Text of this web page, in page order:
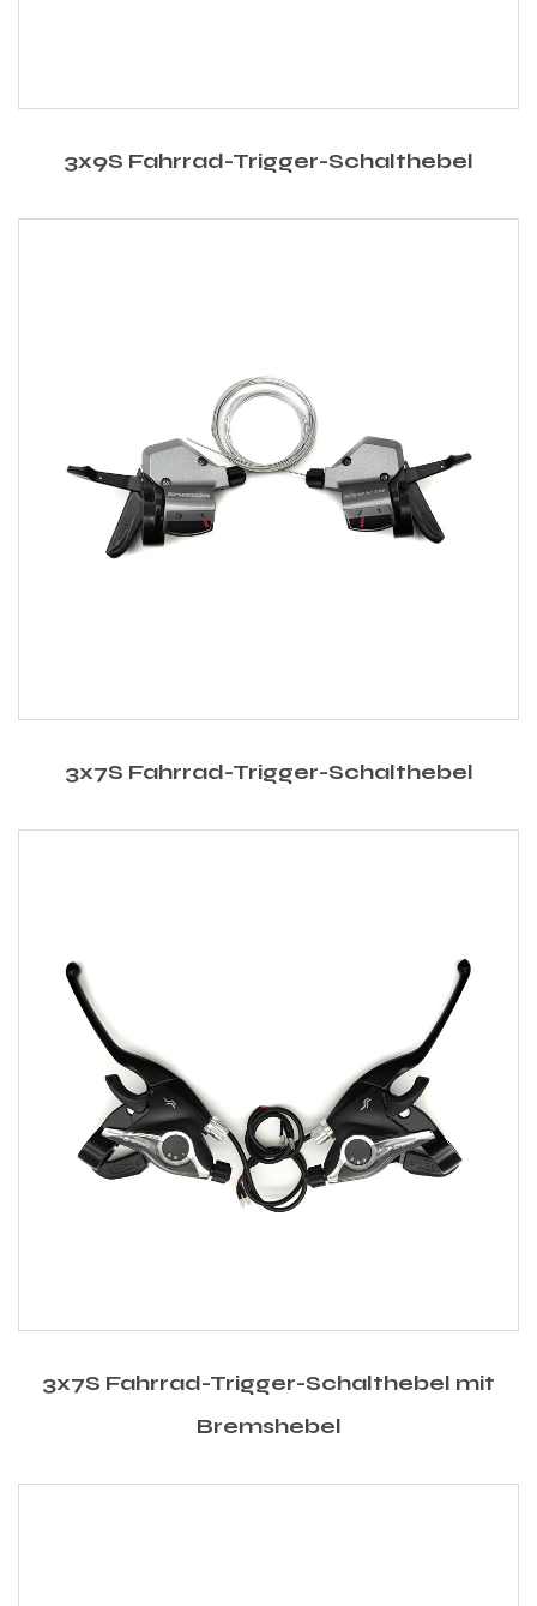
3x9S Fahrrad-Trigger-Schalthebel
3x7S Fahrrad-Trigger-Schalthebel
3x7S Fahrrad-Trigger-Schalthebel mit
Bremshebel